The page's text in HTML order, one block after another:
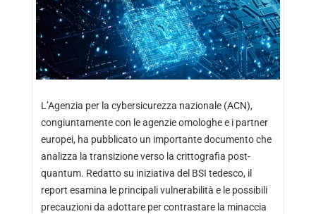
L’Agenzia per la cybersicurezza nazionale (ACN),
congiuntamente con le agenzie omologhe e i partner
europei, ha pubblicato un importante documento che
analizza la transizione verso la crittografia post-
quantum. Redatto su iniziativa del BSI tedesco, il
report esamina le principali vulnerabilità e le possibili
precauzioni da adottare per contrastare la minaccia